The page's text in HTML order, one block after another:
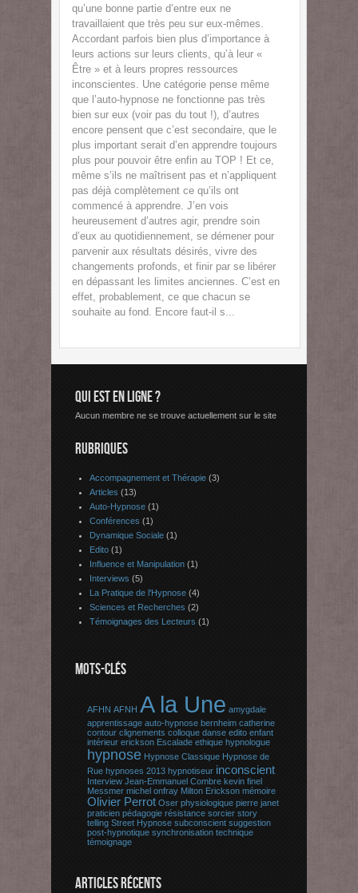
qu’une bonne partie d’entre eux ne
travaillaient que très peu sur eux-mêmes.
Accordant parfois bien plus d’importance à
leurs actions sur leurs clients, qu’à leur «
Être » et à leurs propres ressources
inconscientes. Une catégorie pense même
que l’auto-hypnose ne fonctionne pas très
bien sur eux (voir pas du tout !), d’autres
encore pensent que c’est secondaire, que le
plus important serait d’en apprendre toujours
plus pour pouvoir être enfin au TOP ! Et ce,
même s’ils ne maîtrisent pas et n’appliquent
pas déjà complètement ce qu’ils ont
commencé à apprendre. J’en vois
heureusement d’autres agir, prendre soin
d’eux au quotidiennement, se démener pour
parvenir aux résultats désirés, vivre des
changements profonds, et finir par se libérer
en dépassant les limites anciennes. C’est en
effet, probablement, ce que chacun se
souhaite au fond. Encore faut-il s...
QUI EST EN LIGNE ?
Aucun membre ne se trouve actuellement sur le site
RUBRIQUES
Accompagnement et Thérapie (3)
Articles (13)
Auto-Hypnose (1)
Conférences (1)
Dynamique Sociale (1)
Edito (1)
Influence et Manipulation (1)
Interviews (5)
La Pratique de l'Hypnose (4)
Sciences et Recherches (2)
Témoignages des Lecteurs (1)
MOTS-CLÉS
AFHN AFNH A la Une amygdale
apprentissage auto-hypnose bernheim catherine
contour clignements colloque danse edito enfant
intérieur erickson Escalade ethique hypnologue
hypnose Hypnose Classique Hypnose de
Rue hypnoses 2013 hypnotiseur inconscient
Interview Jean-Emmanuel Combre kevin finel
Messmer michel onfray Milton Erickson mémoire
Olivier Perrot Oser physiologique pierre janet
praticien pédagogie résistance sorcier story
telling Street Hypnose subconscient suggestion
post-hypnotique synchronisation technique
témoignage
ARTICLES RÉCENTS